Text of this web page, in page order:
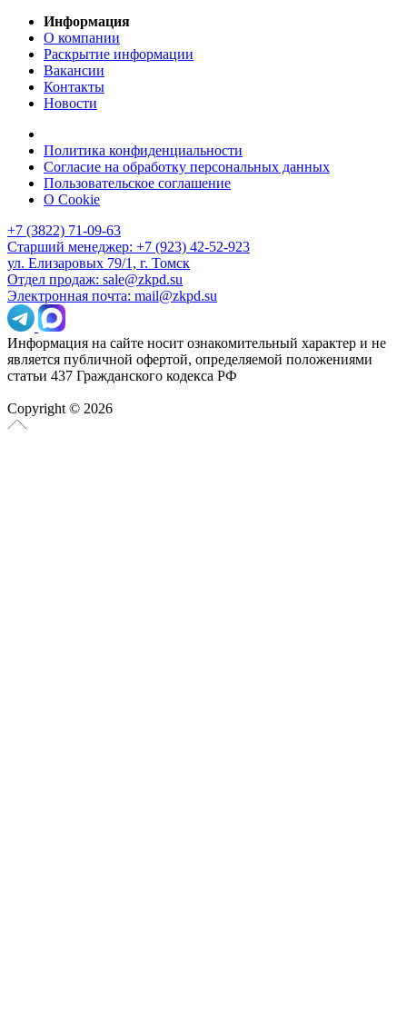
Информация
О компании
Раскрытие информации
Вакансии
Контакты
Новости
Политика конфиденциальности
Согласие на обработку персональных данных
Пользовательское соглашение
О Cookie
+7 (3822) 71-09-63
Старший менеджер: +7 (923) 42-52-923
ул. Елизаровых 79/1, г. Томск
Отдел продаж: sale@zkpd.su
Электронная почта: mail@zkpd.su
Информация на сайте носит ознакомительный характер и не
является публичной офертой, определяемой положениями
статьи 437 Гражданского кодекса РФ
Copyright © 2026